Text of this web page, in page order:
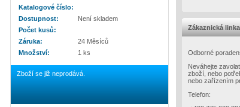
Katalogové číslo:
Dostupnost:
Není skladem
Počet kusů:
Záruka:
24 Měsíců
Množství:
1 ks
Zboží se již neprodává.
Zákaznická linka
Odborné
Neváhejte
zboží, nebo
nebo zařízením
Telefon: